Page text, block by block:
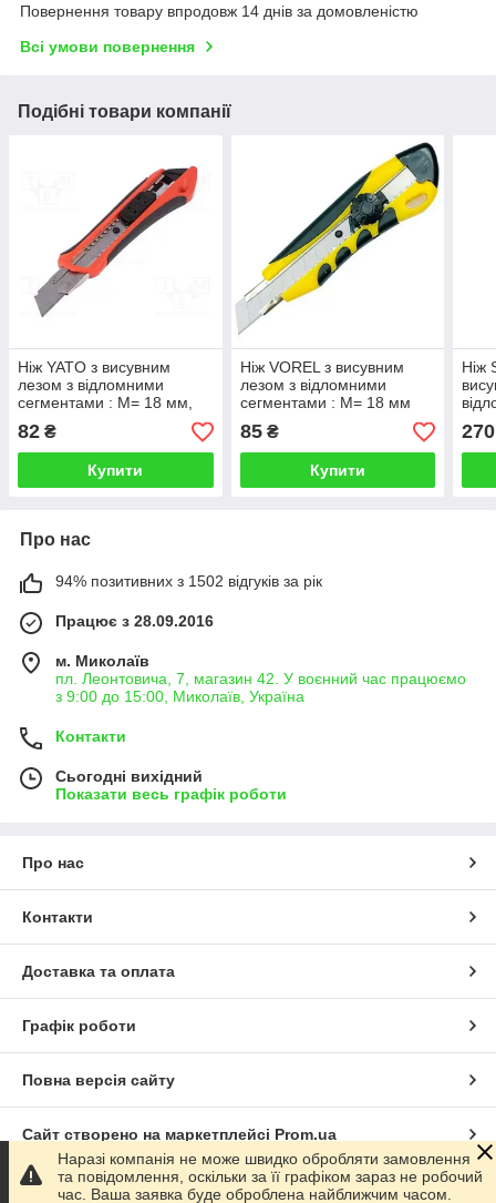
Повернення товару впродовж 14 днів за домовленістю
Всі умови повернення
Подібні товари компанії
Ніж YATO з висувним
лезом з відломними
сегментами : M= 18 мм,
SK5, ABS/TPR, фіксатор
82 ₴
Купити
Ніж VOREL з висувним
лезом з відломними
сегментами : М= 18 мм
85₴
Купити
Ніж
леза
270
Про нас
94% позитивних з 1502 відгуків за рік
Працює з 28.09.2016
м. Миколаїв
пл. Леонтовича, 7, магазин 42. У воєнний час працюємо
з 9:00 до 15:00, Миколаїв, Україна
Контакти
Сьогодні вихідний
Показати весь графік роботи
Про нас
Контакти
Доставка та оплата
Графік роботи
Повна версія сайту
Сайт створено на маркетплейсі Prom.ua
Політика конфіденційності
Наразі компанія не може швидко обробляти замовлення
та повідомлення, оскільки за її графіком зараз не робочий
час. Ваша заявка буде оброблена найближчим часом.